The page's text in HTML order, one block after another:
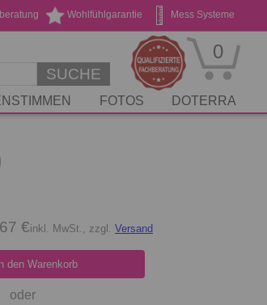
Mess Systeme
Wohlfühlgarantie
Stickservice
Geschenk Gutscheine
SUCHE
0
FOTOS DOTERRA
€inkl. MwSt., zzgl. Versand
In den Warenkorb
oder